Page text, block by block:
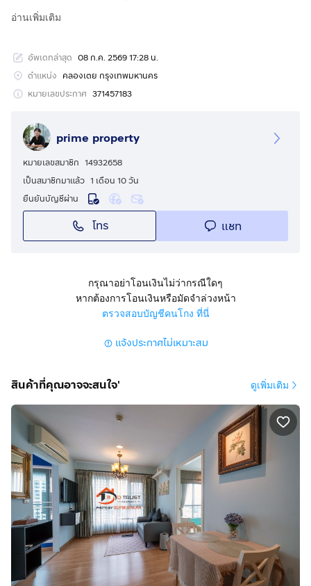
9
💰 ค่าเช่าเพียง 23,000 บาท/เดือน
✅ มัดจำ 2 เดือน
━━━━━━━━━━━━━━━━━━
🏡 รายละเอียดห้อง
📍 Condolette Midst Rama 9
📐 ขนาด 35 ตร.ม.
✨ รีโนเวทใหม่ พร้อมเข้าอยู่ทันที
━━━━━━━━━━━━━━━━━━
⭐ จุดเด่นของห้อง
✅ เดินเพียง 150 เมตร ถึง MRT พระราม 9
✅ ห้องรีโนเวทใหม่ สวย สะอาด
✅ แยกห้องนอน ห้องนั่งเล่น และห้องครัวเป็นสัดส่วน
✅ เฟอร์นิเจอร์ครบ หิ้วกระเป๋าเข้าอยู่ได้เลย
━━━━━━━━━━━━━━━━━━
⚡ เฟอร์นิเจอร์และเครื่องใช้ไฟฟ้าครบ
อ่านเพิ่มเติม
อัพเดทล่าสุด 08 ก.ค. 2569 17:28 น.
ตำแหน่ง คลองเตย กรุงเทพมหานคร
หมายเลขประกาศ 371457183
prime property
หมายเลขสมาชิก 14932658
เป็นสมาชิกมาแล้ว 1 เดือน 10 วัน
ยืนยันบัญชีผ่าน
โทร แชท
กรุณาอย่าโอนเงินไม่ว่ากรณีใดๆ
หากต้องการโอนเงินหรือมัดจำล่วงหน้า
ตรวจสอบบัญชีคนโกง ที่นี่
แจ้งประกาศไม่เหมาะสม
สินค้าที่คุณอาจจะสนใจ' ดูเพิ่มเติม